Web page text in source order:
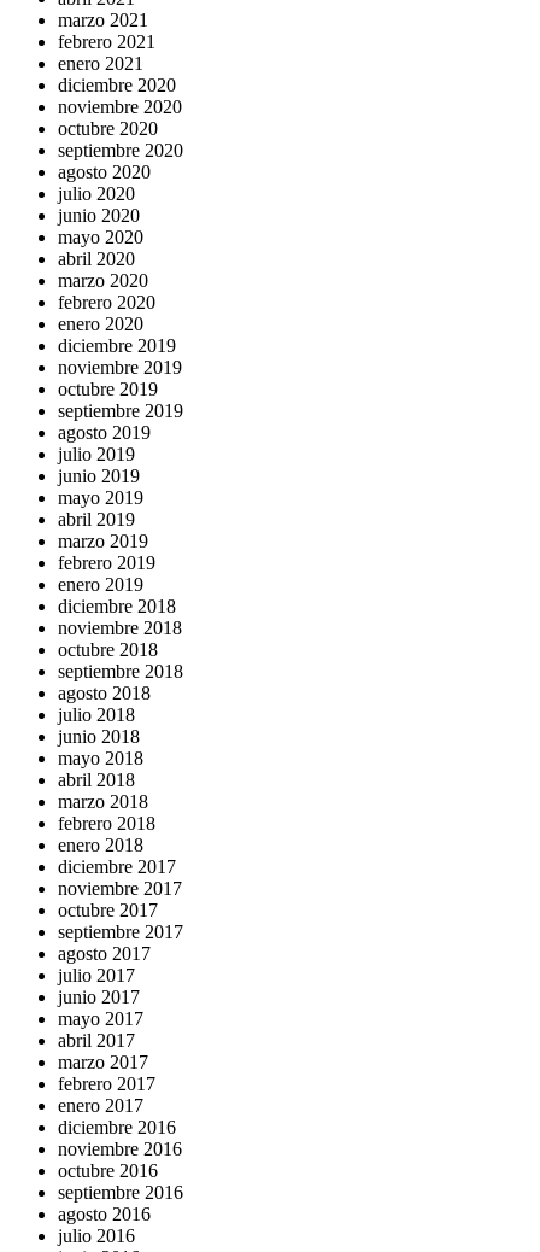
marzo 2021
febrero 2021
enero 2021
diciembre 2020
noviembre 2020
octubre 2020
septiembre 2020
agosto 2020
julio 2020
junio 2020
mayo 2020
abril 2020
marzo 2020
febrero 2020
enero 2020
diciembre 2019
noviembre 2019
octubre 2019
septiembre 2019
agosto 2019
julio 2019
junio 2019
mayo 2019
abril 2019
marzo 2019
febrero 2019
enero 2019
diciembre 2018
noviembre 2018
octubre 2018
septiembre 2018
agosto 2018
julio 2018
junio 2018
mayo 2018
abril 2018
marzo 2018
febrero 2018
enero 2018
diciembre 2017
noviembre 2017
octubre 2017
septiembre 2017
agosto 2017
julio 2017
junio 2017
mayo 2017
abril 2017
marzo 2017
febrero 2017
enero 2017
diciembre 2016
noviembre 2016
octubre 2016
septiembre 2016
agosto 2016
julio 2016